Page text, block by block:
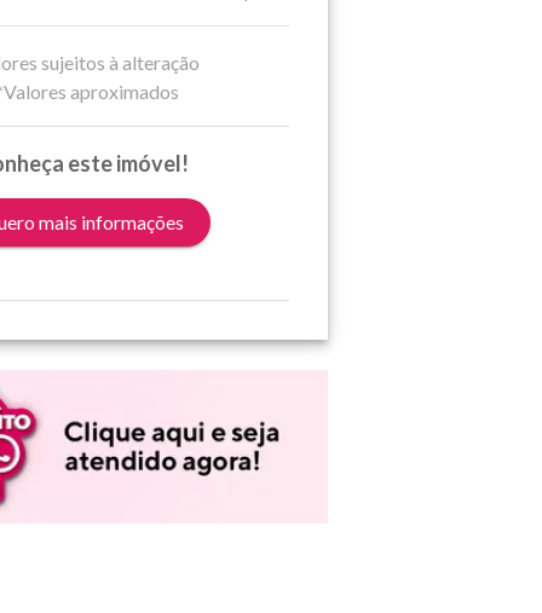
sujeitos à alteração
aproximados
este imóvel!
mais informações